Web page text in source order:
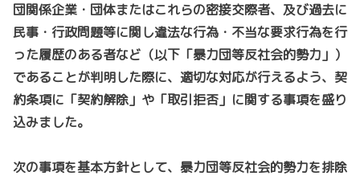
団関係企業・団体またはこれらの密接交際者、及び過去に
民事・行政問題等に関し違法な行為・不当な要求行為を行
った履歴のある者など（以下「暴力団等反社会的勢力」）
であることが判明した際に、適切な対応が行えるよう、契
約条項に「契約解除」や「取引拒否」に関する事項を盛り
込みました。
次の事項を基本方針として、暴力団等反社会的勢力を排除